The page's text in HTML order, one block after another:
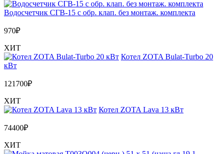
Водосчетчик СГВ-15 с обр. клап. без монтаж. комплекта
970₽
ХИТ
Котел ZOTA Bulat-Turbo 20
кВт
121700₽
ХИТ
Котел ZOTA Lava 13 кВт
74400₽
ХИТ